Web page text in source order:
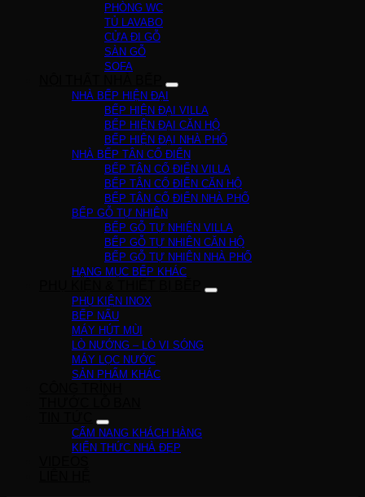
PHÒNG WC
TỦ LAVABO
CỬA ĐI GỖ
SÀN GỖ
SOFA
NHÀ BẾP HIỆN ĐẠI
BẾP HIỆN ĐẠI VILLA
BẾP HIỆN ĐẠI CĂN HỘ
BẾP HIỆN ĐẠI NHÀ PHỐ
NHÀ BẾP TÂN CỔ ĐIỂN
BẾP TÂN CỔ ĐIỂN VILLA
BẾP TÂN CỔ ĐIỂN CĂN HỘ
BẾP TÂN CỔ ĐIỂN NHÀ PHỐ
BẾP GỖ TỰ NHIÊN
BẾP GỖ TỰ NHIÊN VILLA
BẾP GỖ TỰ NHIÊN CĂN HỘ
BẾP GỖ TỰ NHIÊN NHÀ PHỐ
HẠNG MỤC BẾP KHÁC
PHỤ KIỆN INOX
BẾP NẤU
MÁY HÚT MÙI
LÒ NƯỚNG – LÒ VI SÓNG
MÁY LỌC NƯỚC
SẢN PHẨM KHÁC
CẨM NANG KHÁCH HÀNG
KIẾN THỨC NHÀ ĐẸP